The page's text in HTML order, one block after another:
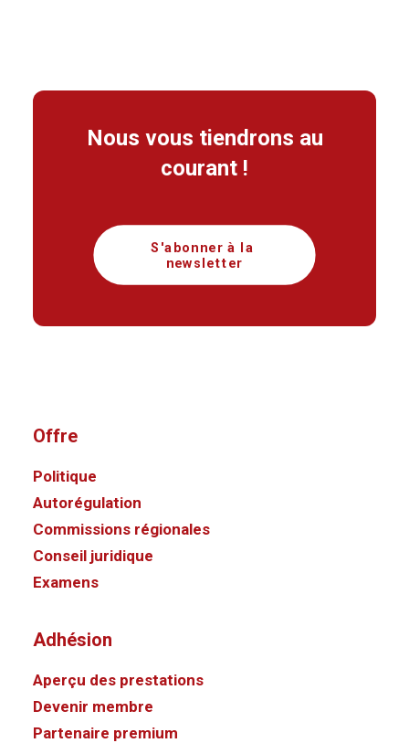
Nous vous tiendrons au
courant !
S'abonner à la
newsletter
Offre
Politique
Autorégulation
Commissions régionales
Conseil juridique
Examens
Adhésion
Aperçu des prestations
Devenir membre
Partenaire premium